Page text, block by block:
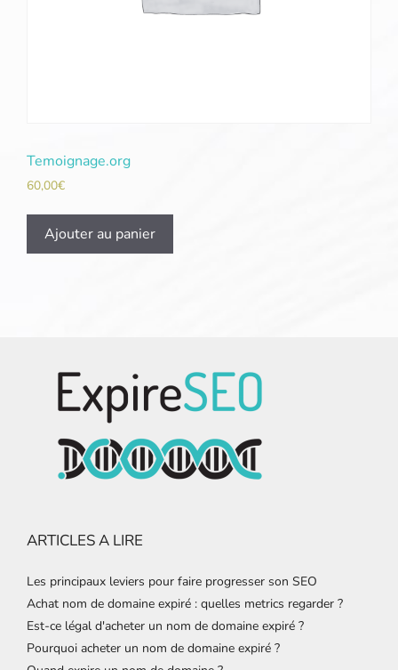
Temoignage.org
60,00€
Ajouter au panier
ARTICLES A LIRE
Les principaux leviers pour faire progresser son SEO
Achat nom de domaine expiré : quelles metrics regarder ?
Est-ce légal d'acheter un nom de domaine expiré ?
Pourquoi acheter un nom de domaine expiré ?